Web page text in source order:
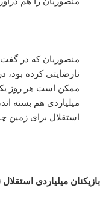
منصوریان که در
نارضایتی کرده بود،
ممکن است هر روز
میلیاردی هم بسته
استقلال برای
بازیکنان میلیاردی